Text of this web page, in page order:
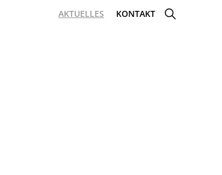
AKTUELLES KONTAKT SHOW
SEARCH